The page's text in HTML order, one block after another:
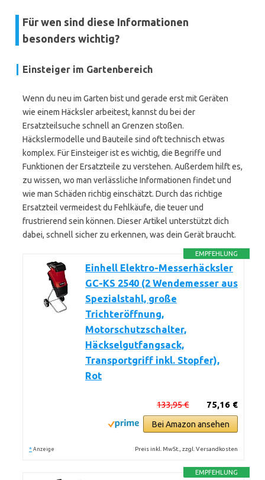
Für wen sind diese Informationen
besonders wichtig?
Einsteiger im Gartenbereich
Wenn du neu im Garten bist und gerade erst mit Geräten
wie einem Häcksler arbeitest, kannst du bei der
Ersatzteilsuche schnell an Grenzen stoßen.
Häckslermodelle und Bauteile sind oft technisch etwas
komplex. Für Einsteiger ist es wichtig, die Begriffe und
Funktionen der Ersatzteile zu verstehen. Außerdem hilft es,
zu wissen, wo man verlässliche Informationen findet und
wie man Schäden richtig einschätzt. Durch das richtige
Ersatzteil vermeidest du Fehlkäufe, die teuer und
frustrierend sein können. Dieser Artikel unterstützt dich
dabei, schnell sicher zu erkennen, was dein Gerät braucht.
EMPFEHLUNG
Einhell Elektro-Messerhäcksler
GC-KS 2540 (2 Wendemesser aus
Spezialstahl, große
Trichteröffnung,
Motorschutzschalter,
Häckselgutfangsack,
Transportgriff inkl. Stopfer),
Rot
75,16 €
133,95 €
Bei Amazon ansehen
* Anzeige Preis inkl. MwSt., zzgl. Versandkosten
EMPFEHLUNG